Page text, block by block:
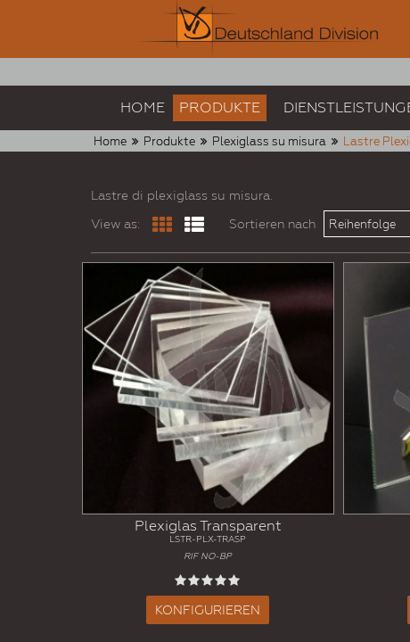
HOME PRODUKTE
Home Produkte Plexiglass su misura Lastre
Lastre di plexiglass su misura.
View as:
Sortieren nach Reihenfolge
Plexiglas Transparent
LSTR-PLX-TRASP
RIF NO-BP
KONFIGURIEREN